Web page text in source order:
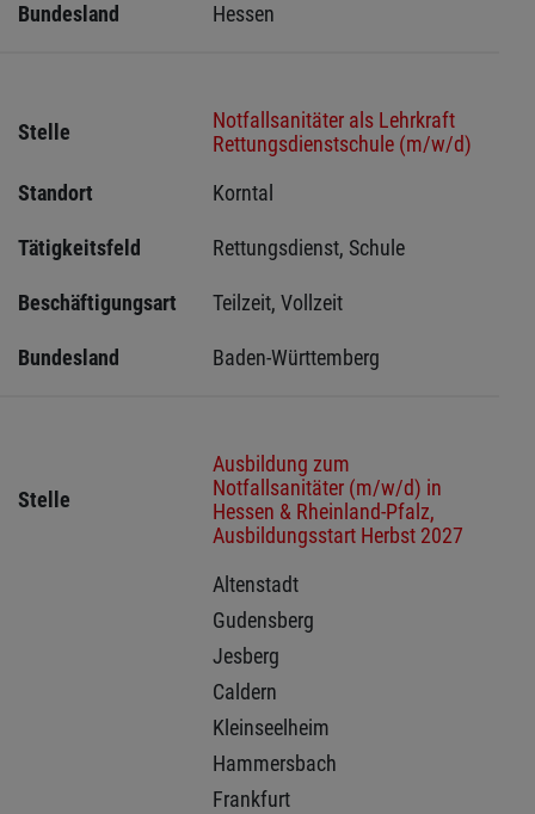
Bundesland Hessen
Stelle
Notfallsanitäter als Lehrkraft
Rettungsdienstschule (m/w/d)
Standort
Korntal
Tätigkeitsfeld Rettungsdienst, Schule
Beschäftigungsart Teilzeit, Vollzeit
Bundesland Baden-Württemberg
Stelle
Ausbildung zum
Notfallsanitäter (m/w/d) in
Hessen & Rheinland-Pfalz,
Ausbildungsstart Herbst 2027
Altenstadt
Gudensberg
Jesberg
Caldern
Kleinseelheim
Hammersbach
Frankfurt